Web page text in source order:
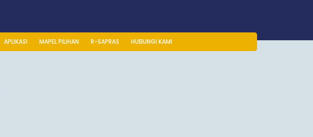
APLIKASI MAPEL PILIHAN R-SAPRAS HUBUNGI KAMI